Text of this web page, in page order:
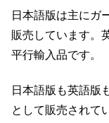
日本語版は主にガ
販売しています。
平行輸入品です。
日本語版も英語版
として販売されて